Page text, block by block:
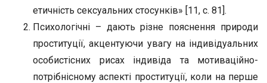
етичність сексуальних стосунків» [11, с. 81].
Психологічні – дають різне пояснення природи
проституції, акцентуючи увагу на індивідуальних
особистісних рисах індивіда та мотиваційно-
потрібнісному аспекті проституції, коли на перше